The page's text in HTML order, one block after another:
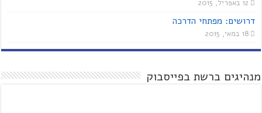
12 באפריל, 2015
דרושים: מפתחי הדרכה
18 במאי, 2015
מנהיגים ברשת בפייסבוק